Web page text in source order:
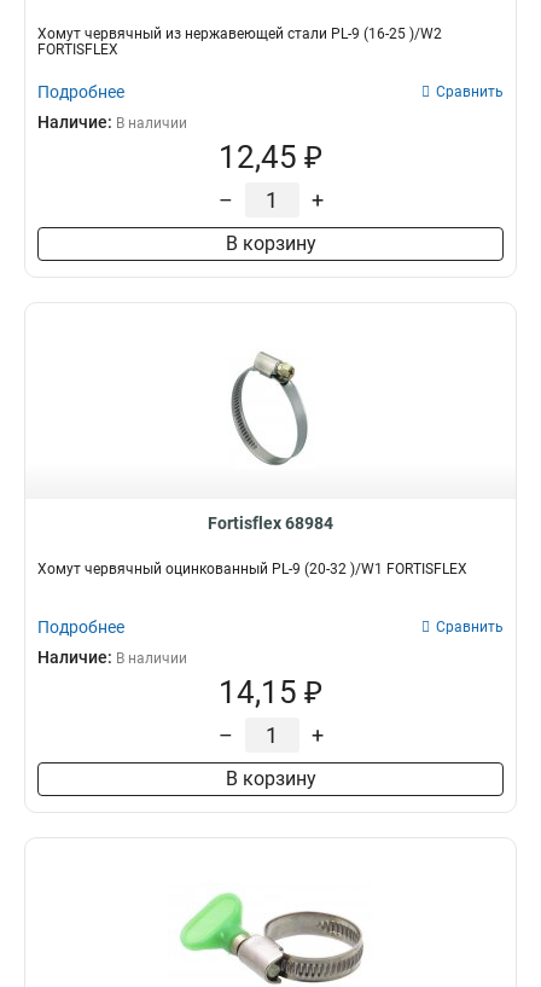
Хомут червячный из нержавеющей стали PL-9 (16-25 )/W2
FORTISFLEX
Подробнее Сравнить
Наличие: В наличии
12,45 ₽
– +
В корзину
Fortisflex 68984
Хомут червячный оцинкованный PL-9 (20-32 )/W1 FORTISFLEX
Подробнее Сравнить
Наличие: В наличии
14,15 ₽
– +
В корзину